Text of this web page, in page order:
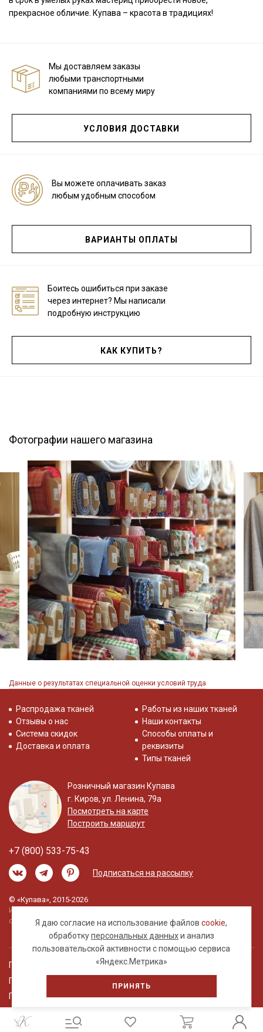
прекрасное обличие. Купава – красота в традициях!
Мы доставляем заказы
любыми транспортными
компаниями по всему миру
УСЛОВИЯ ДОСТАВКИ
Вы можете оплачивать заказ
любым удобным способом
ВАРИАНТЫ ОПЛАТЫ
Боитесь ошибиться при заказе
через интернет? Мы написали
подробную инструкцию
КАК КУПИТЬ?
Фотографии нашего магазина
Данные о результатах специальной оценки условий труда
Я даю согласие на использование файловcookie,
обработкуперсональных данныхи анализ
пользовательской активности с помощью сервиса
«Яндекс.Метрика»
ПРИНЯТЬ
Распродажа тканей
Отзывы о нас
Система скидок
Доставка и оплата
Работы из наших тканей
Наши контакты
Способы оплаты и
реквизиты
Типы тканей
Розничный магазин Купава
г. Киров, ул. Ленина, 79а
Посмотреть на карте
Построить маршрут
+7 (800) 533-75-43
Подписаться на рассылку
© «Купава», 2015-2026
Информация на сайте не является публичной
офертой.
Правовая информация
Политика обработки персональных данных
Пользовательское соглашение
Секретная рассылка от Купава
промокоды и скидки до 30% на узкие
категории тканей
Ознакомлен(а) сПолитикой обработки персональных
данных и даю
Согласие на обработку персональных
Согласие на получение рекламных и